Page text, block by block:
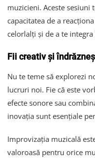
muzicieni. Aceste sesiuni
capacitatea de a
celorlalți și de a te
Fii creativ și
Nu te teme să explorezi
lucruri noi. Fie că este
efecte sonore sau
inovația sunt esențiale
Improvizația muzicală
valoroasă pentru orice